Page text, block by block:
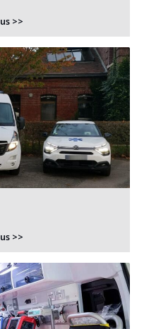
>>
>>